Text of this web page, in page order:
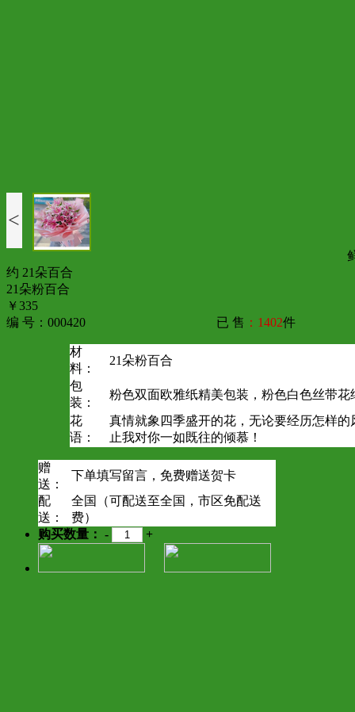
<
约 21朵百合
21朵粉百合
￥335
编 号：000420
已 售 ：1402件
材
料：
21朵粉百合
包
装：
粉色双面欧雅纸精美包装，粉色白色丝带花
花
语：
真情就象四季盛开的花，无论要经历怎样的
止我对你一如既往的倾慕！
赠
送：
下单填写留言，免费赠送贺卡
配
送：
全国（可配送至全国，市区免配送
费）
购买数量： - +